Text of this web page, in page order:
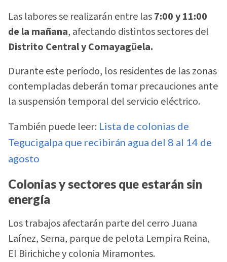
Las labores se realizarán entre las7:00 y 11:00
de la mañana, afectando distintos sectores del
Distrito Central y Comayagüela.
Durante este período, los residentes de las zonas
contempladas deberán tomar precauciones ante
la suspensión temporal del servicio eléctrico.
También puede leer: Lista de colonias de
Tegucigalpa que recibirán agua del 8 al 14 de
agosto
Colonias y sectores que estarán sin
energía
Los trabajos afectarán parte del cerro Juana
Laínez, Serna, parque de pelota Lempira Reina,
El Birichiche y colonia Miramontes.